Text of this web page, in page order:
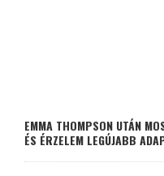
EMMA THOMPSON UTÁN
ÉS ÉRZELEM LEGÚJABB